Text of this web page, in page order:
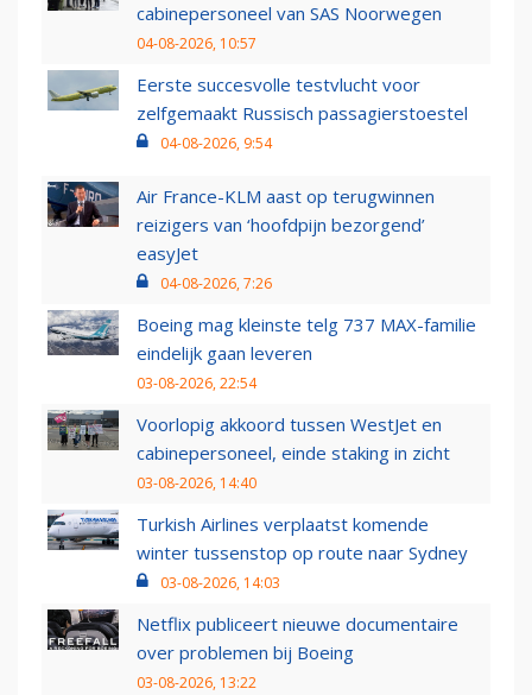
cabinepersoneel van SAS Noorwegen
04-08-2026, 10:57
Eerste succesvolle testvlucht voor
zelfgemaakt Russisch passagierstoestel
04-08-2026, 9:54
Air France-KLM aast op terugwinnen
reizigers van ‘hoofdpijn bezorgend’
easyJet
04-08-2026, 7:26
Boeing mag kleinste telg 737 MAX-familie
eindelijk gaan leveren
03-08-2026, 22:54
Voorlopig akkoord tussen WestJet en
cabinepersoneel, einde staking in zicht
03-08-2026, 14:40
Turkish Airlines verplaatst komende
winter tussenstop op route naar Sydney
03-08-2026, 14:03
Netflix publiceert nieuwe documentaire
over problemen bij Boeing
03-08-2026, 13:22